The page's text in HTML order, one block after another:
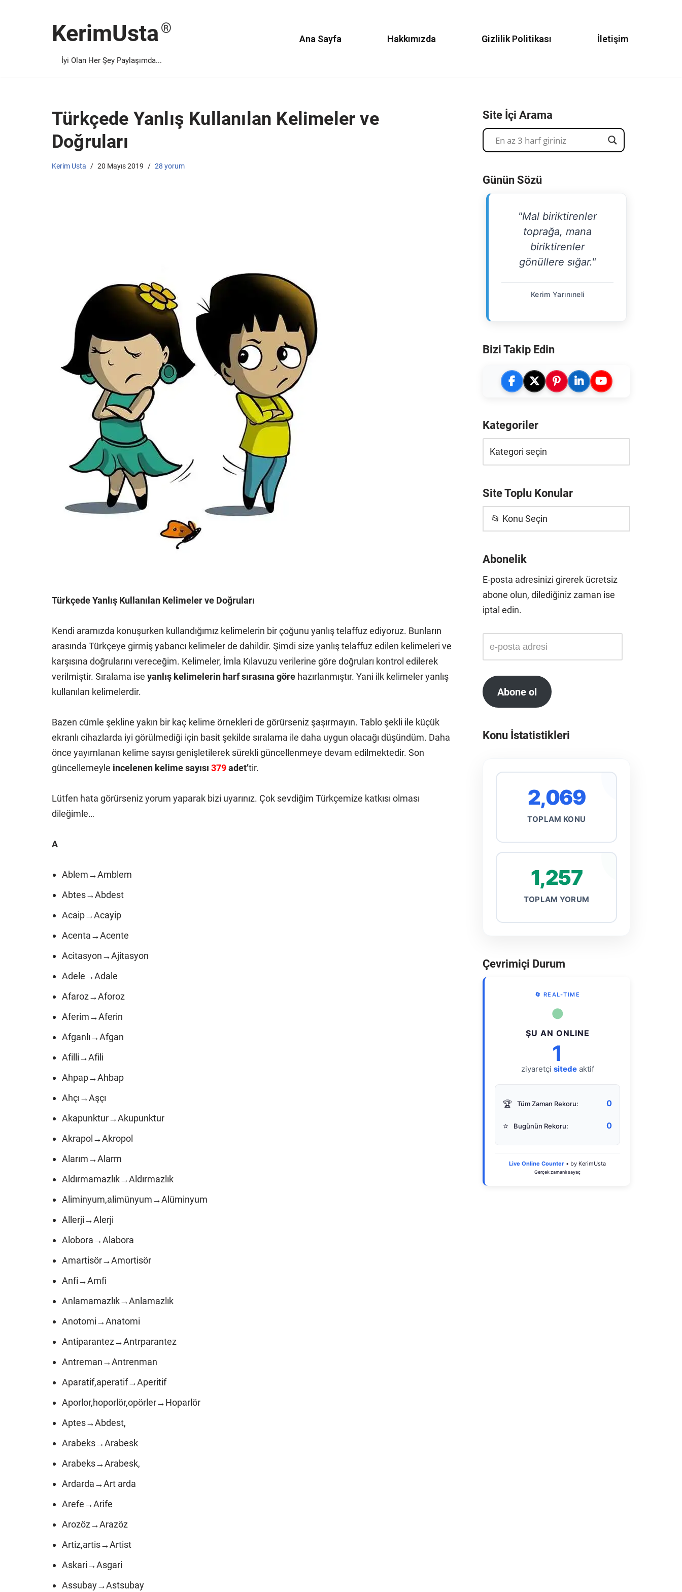
KerimUsta
İyi Olan Her Şey Paylaşımda...
Ana Sayfa Hakkımızda Gizlilik Politikası İletişim
Türkçede Yanlış Kullanılan Kelimeler ve
Doğruları
Kerim Usta 20 Mayıs 2019 28 yorum
Türkçede Yanlış Kullanılan Kelimeler ve Doğruları
Kendi aramızda konuşurken kullandığımız kelimelerin bir çoğunu yanlış telaffuz ediyoruz. Bunların
arasında Türkçeye girmiş yabancı kelimeler de dahildir. Şimdi size yanlış telaffuz edilen kelimeleri ve
karşısına doğrularını vereceğim. Kelimeler, İmla Kılavuzu verilerine göre doğruları kontrol edilerek
verilmiştir. Sıralama ise yanlış kelimelerin harf sırasına göre hazırlanmıştır. Yani ilk kelimeler yanlış
kullanılan kelimelerdir.
Bazen cümle şekline yakın bir kaç kelime örnekleri de görürseniz şaşırmayın. Tablo şekli ile küçük
ekranlı cihazlarda iyi görülmediği için basit şekilde sıralama ile daha uygun olacağı düşündüm. Daha
önce yayımlanan kelime sayısı genişletilerek sürekli güncellenmeye devam edilmektedir. Son
güncellemeyle incelenen kelime sayısı 379adet’tir.
Lütfen hata görürseniz yorum yaparak bizi uyarınız. Çok sevdiğim Türkçemize katkısı olması
dileğimle…
A
Ablem→Amblem
Abtes→Abdest
Acaip→Acayip
Acenta→Acente
Acitasyon→Ajitasyon
Adele→Adale
Afaroz→Aforoz
Aferim→Aferin
Afganlı→Afgan
Afilli→Afili
Ahpap→Ahbap
Ahçı→Aşçı
Akapunktur→Akupunktur
Akrapol→Akropol
Alarım→Alarm
Aldırmamazlık→Aldırmazlık
Aliminyum,alimünyum→Alüminyum
Allerji→Alerji
Alobora→Alabora
Amartisör→Amortisör
Anfi→Amfi
Anlamamazlık→Anlamazlık
Anotomi→Anatomi
Antiparantez→Antrparantez
Antreman→Antrenman
Aparatif,aperatif→Aperitif
Aporlor,hoporlör,opörler→Hoparlör
Aptes→Abdest,
Arabeks→Arabesk
Arabeks→Arabesk,
Ardarda→Art arda
Arefe→Arife
Arozöz→Arazöz
Artiz,artis→Artist
Askari→Asgari
Assubay→Astsubay
Site İçi Arama
Günün Sözü
"Mal biriktirenler
toprağa, mana
biriktirenler
gönüllere sığar."
Kerim Yarınıneli
Bizi Takip Edin
Kategoriler
Site Toplu Konular
📂 Konu Seçin
Abonelik
E-posta adresinizi girerek ücretsiz
abone olun, dilediğiniz zaman ise
iptal edin.
Abone ol
Konu İstatistikleri
2,069
TOPLAM KONU
1,257
TOPLAM YORUM
Çevrimiçi Durum
🔄 REAL-TIME
●
ŞU AN ONLINE
1
ziyaretçi sitedeaktif
🏆 Tüm Zaman Rekoru: 0
⭐ Bugünün Rekoru: 0
Live Online Counter • by KerimUsta
Gerçek zamanlı sayaç